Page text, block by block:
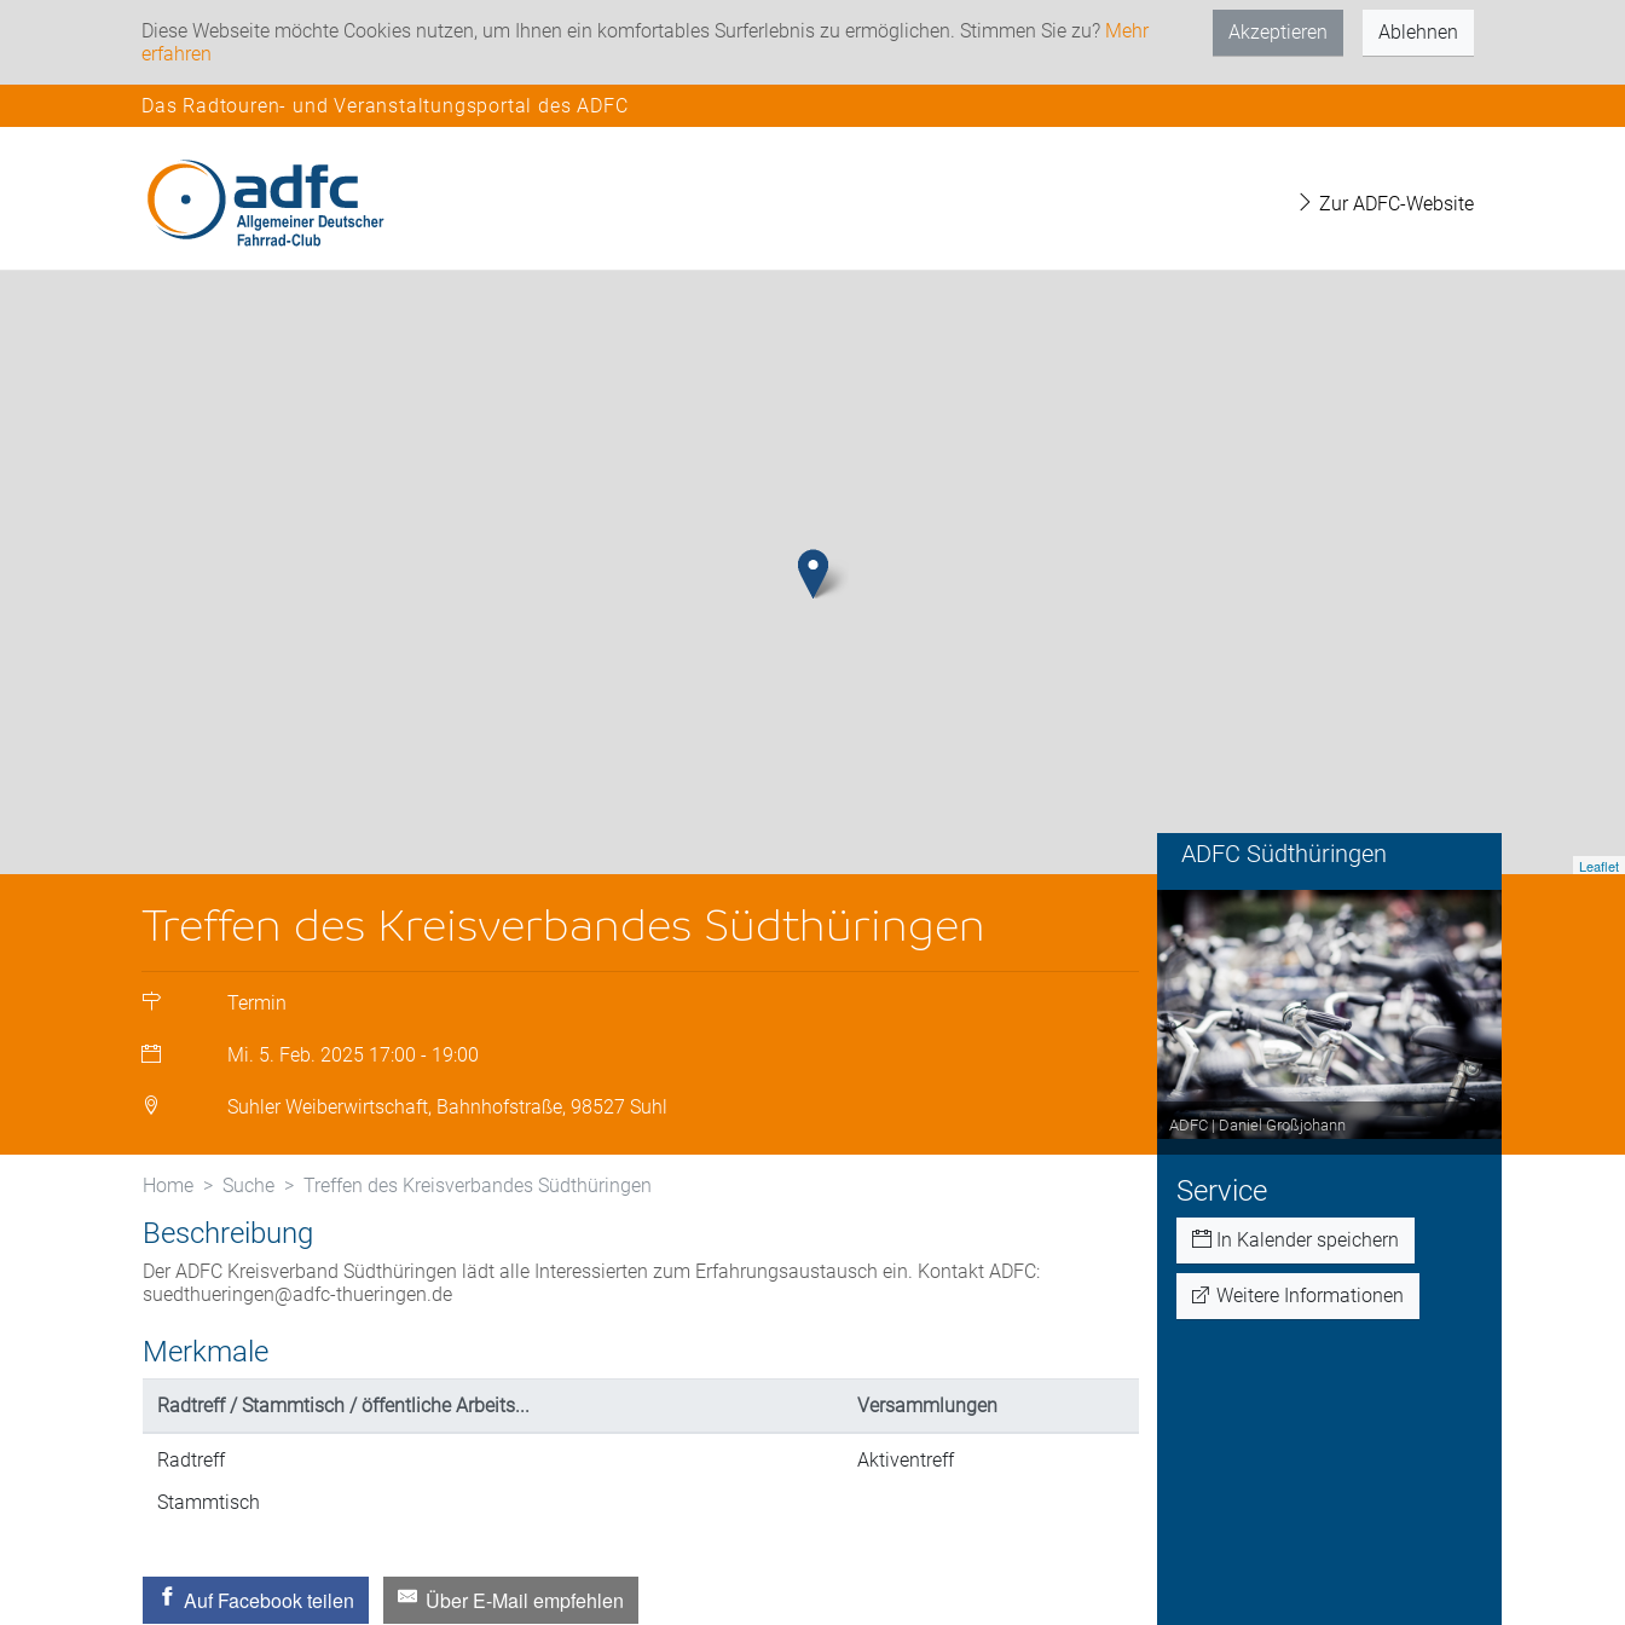
Diese Webseite möchte Cookies nutzen, um Ihnen ein komfortables Surferlebnis zu ermöglichen. Stimmen Sie zu? Mehr
erfahren
Akzeptieren Ablehnen
Das Radtouren- und Veranstaltungsportal des ADFC
Zur ADFC-Website
Leaflet
ADFC Südthüringen
Treffen des Kreisverbandes Südthüringen
Termin
Mi. 5. Feb. 2025 17:00 - 19:00
Suhler Weiberwirtschaft, Bahnhofstraße, 98527 Suhl
ADFC | Daniel Großjohann
Service
In Kalender speichern
Weitere Informationen
Home Suche Treffen des Kreisverbandes Südthüringen
Beschreibung
Der ADFC Kreisverband Südthüringen lädt alle Interessierten zum Erfahrungsaustausch ein. Kontakt ADFC:
suedthueringen@adfc-thueringen.de
Merkmale
Radtreff / Stammtisch / öffentliche Arbeits... Versammlungen
Radtreff
Stammtisch
Aktiventreff
Auf Facebook teilen Über E-Mail empfehlen